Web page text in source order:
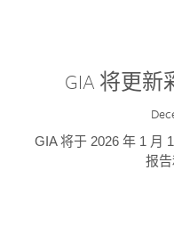
GIA 将更
GIA 将于 2026 年 1 月
报告